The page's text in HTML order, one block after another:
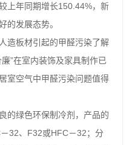
上年同期增长150.44%，新
的发展态势。
板材引起的甲醛污染了解
”在室内装饰及家具制作已
室空气中甲醛污染问题值得
绿色环保制冷剂，产品的
32、F32或HFC－32；分